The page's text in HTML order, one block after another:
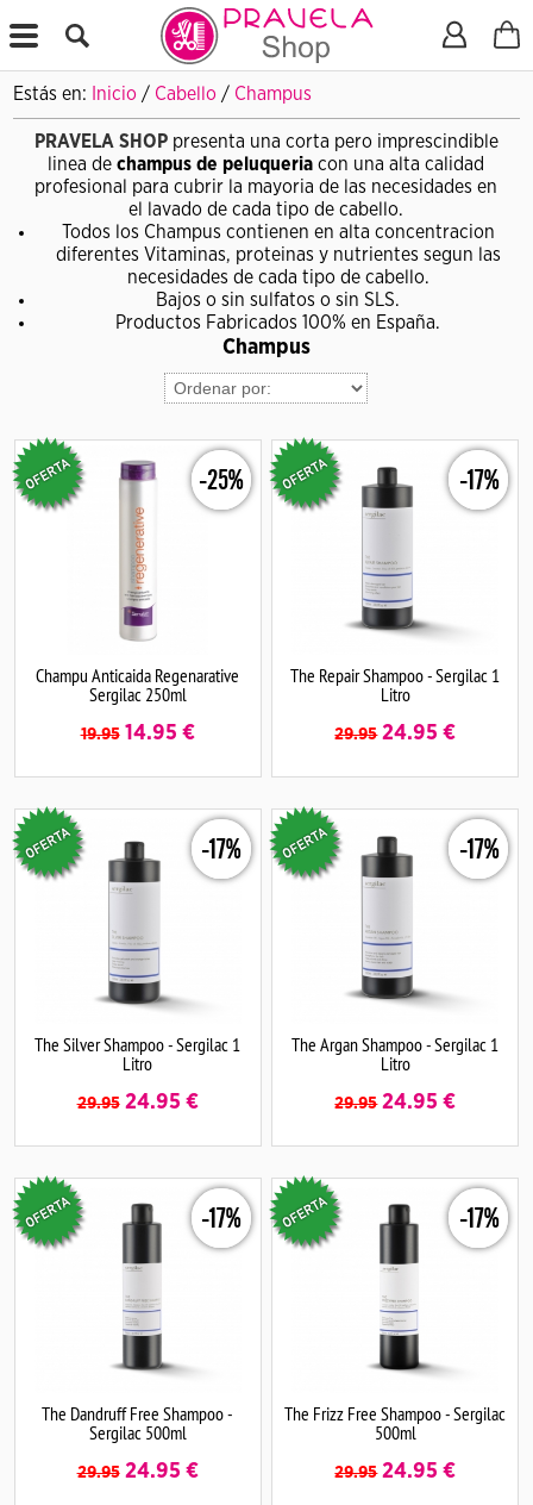
X
Estás en: Inicio / Cabello / Champus
PRAVELA SHOPpresenta una corta pero imprescindible
linea dechampus de peluqueria con una alta calidad
profesional para cubrir la mayoria de las necesidades en
el lavado de cada tipo de cabello.
Todos los Champus contienen en alta concentracion
diferentes Vitaminas, proteinas y nutrientes segun las
necesidades de cada tipo de cabello.
Bajos o sin sulfatos o sin SLS.
Productos Fabricados 100% en España.
Champus
-25%
Champu Anticaida Regenarative
Sergilac 250ml
19.95 14.95 €
-17%
The Repair Shampoo - Sergilac 1
Litro
29.95 24.95 €
-17%
The Silver Shampoo - Sergilac 1
Litro
29.95 24.95 €
-17%
The Argan Shampoo - Sergilac 1
Litro
29.95 24.95 €
-17%
The Dandruff Free Shampoo -
Sergilac 500ml
29.95 24.95 €
-17%
The Frizz Free Shampoo - Sergilac
500ml
29.95 24.95 €